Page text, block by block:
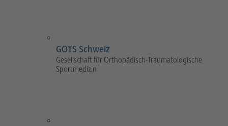
GOTS Schweiz
Gesellschaft für Orthopädisch-Traumatologische
Sportmedizin